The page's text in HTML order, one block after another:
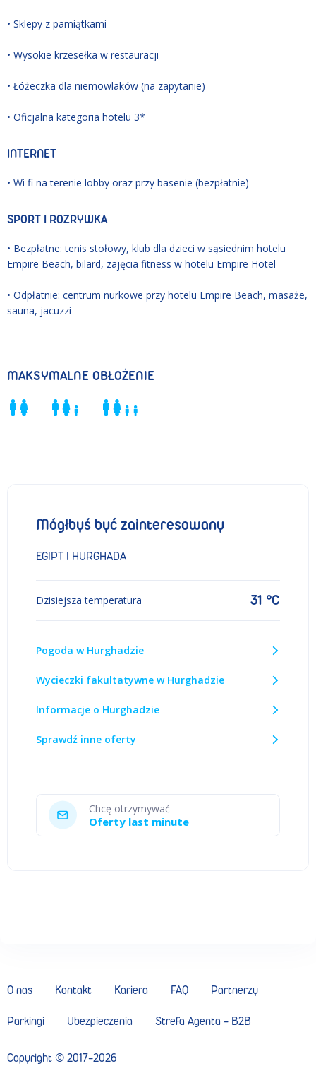
• Sklepy z pamiątkami
• Wysokie krzesełka w restauracji
• Łóżeczka dla niemowlaków (na zapytanie)
• Oficjalna kategoria hotelu 3*
INTERNET
• Wi fi na terenie lobby oraz przy basenie (bezpłatnie)
SPORT I ROZRYWKA
• Bezpłatne: tenis stołowy, klub dla dzieci w sąsiednim hotelu
Empire Beach, bilard, zajęcia fitness w hotelu Empire Hotel
• Odpłatnie: centrum nurkowe przy hotelu Empire Beach, masaże,
sauna, jacuzzi
MAKSYMALNE OBŁOŻENIE
Mógłbyś być zainteresowany
EGIPT I HURGHADA
Dzisiejsza temperatura 31 °C
Pogoda w Hurghadzie
Wycieczki fakultatywne w Hurghadzie
Informacje o Hurghadzie
Sprawdź inne oferty
Chcę otrzymywać
Oferty last minute
O nas Kontakt Kariera FAQ Partnerzy
Parkingi Ubezpieczenia Strefa Agenta - B2B
Copyright © 2017-2026